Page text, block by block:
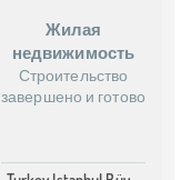
Жилая
недвижимость
Строительство
завершено и готово